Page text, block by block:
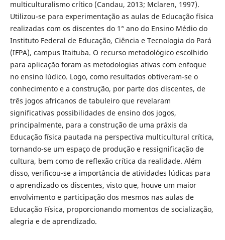
multiculturalismo crítico (Candau, 2013; Mclaren, 1997).
Utilizou-se para experimentação as aulas de Educação física
realizadas com os discentes do 1° ano do Ensino Médio do
Instituto Federal de Educação, Ciência e Tecnologia do Pará
(IFPA), campus Itaituba. O recurso metodológico escolhido
para aplicação foram as metodologias ativas com enfoque
no ensino lúdico. Logo, como resultados obtiveram-se o
conhecimento e a construção, por parte dos discentes, de
três jogos africanos de tabuleiro que revelaram
significativas possibilidades de ensino dos jogos,
principalmente, para a construção de uma práxis da
Educação física pautada na perspectiva multicultural crítica,
tornando-se um espaço de produção e ressignificação de
cultura, bem como de reflexão crítica da realidade. Além
disso, verificou-se a importância de atividades lúdicas para
o aprendizado os discentes, visto que, houve um maior
envolvimento e participação dos mesmos nas aulas de
Educação Física, proporcionando momentos de socialização,
alegria e de aprendizado.